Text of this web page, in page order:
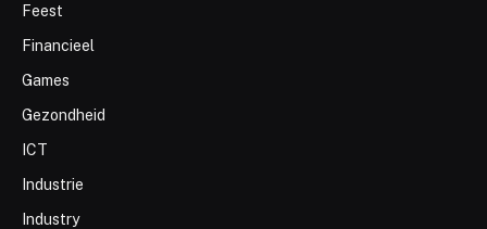
Feest
Financieel
Games
Gezondheid
ICT
Industrie
Industry